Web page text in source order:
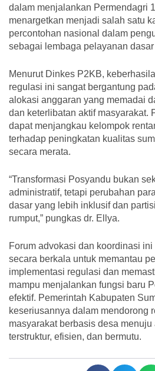
dalam menjalankan Permendagri
menargetkan menjadi salah satu
percontohan nasional dalam
sebagai lembaga pelayanan
Menurut Dinkes P2KB,
regulasi ini sangat bergantung
alokasi anggaran yang memadai
dan keterlibatan aktif masyarakat.
dapat menjangkau kelompok
terhadap peningkatan kualitas
secara merata.
“Transformasi Posyandu bukan
administratif, tetapi perubahan
dasar yang lebih inklusif dan
rumput,” pungkas dr. Ellya.
Forum advokasi dan koordinasi
secara berkala untuk memantau
implementasi regulasi dan
mampu menjalankan fungsi baru
efektif. Pemerintah Kabupaten
keseriusannya dalam mendorong
masyarakat berbasis desa
terstruktur, efisien, dan bermutu.